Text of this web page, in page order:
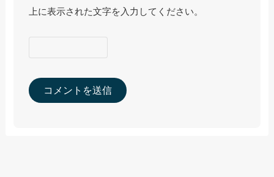
上に表示された文字を入力してください。